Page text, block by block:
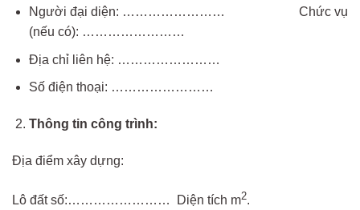
Người đại diện: …………………… Chức vụ
(nếu có): ……………………
Địa chỉ liên hệ: ……………………
Số điện thoại: ……………………
Thông tin công trình:
Địa điểm xây dựng:
Lô đất số:…………………… Diện tích m2.